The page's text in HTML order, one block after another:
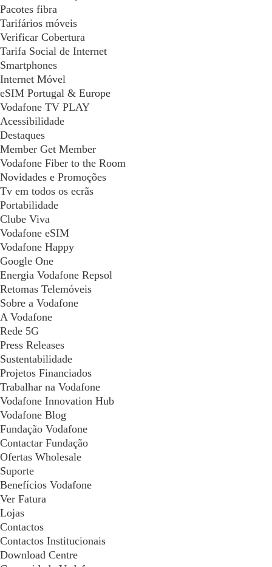
Pacotes fibra
Tarifários móveis
Verificar Cobertura
Tarifa Social de Internet
Smartphones
Internet Móvel
eSIM Portugal & Europe
Vodafone TV PLAY
Acessibilidade
Destaques
Member Get Member
Vodafone Fiber to the Room
Novidades e Promoções
Tv em todos os ecrãs
Portabilidade
Clube Viva
Vodafone eSIM
Vodafone Happy
Google One
Energia Vodafone Repsol
Retomas Telemóveis
Sobre a Vodafone
A Vodafone
Rede 5G
Press Releases
Sustentabilidade
Projetos Financiados
Trabalhar na Vodafone
Vodafone Innovation Hub
Vodafone Blog
Fundação Vodafone
Contactar Fundação
Ofertas Wholesale
Suporte
Benefícios Vodafone
Ver Fatura
Lojas
Contactos
Contactos Institucionais
Download Centre